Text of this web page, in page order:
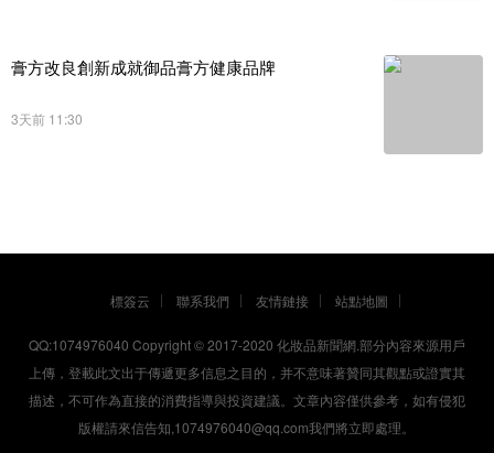
膏方改良創新成就御品膏方健康品牌
3天前 11:30
標簽云 聯系我們 友情鏈接 站點地圖
QQ:1074976040 Copyright © 2017-2020 化妝品新聞網.部分內容來源用戶
上傳，登載此文出于傳遞更多信息之目的，并不意味著贊同其觀點或證實其
描述，不可作為直接的消費指導與投資建議。文章內容僅供參考，如有侵犯
版權請來信告知,1074976040@qq.com我們將立即處理。